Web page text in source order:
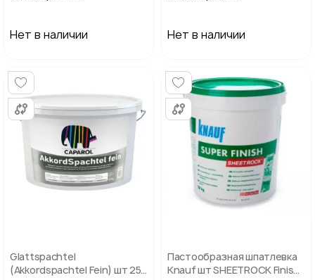
Нет в наличии Нет в наличии
Glattspachtel
(Akkordspachtel Fein) шт 25
Пастообразная шпатлевка
Knauf шт SHEETROCK Finish